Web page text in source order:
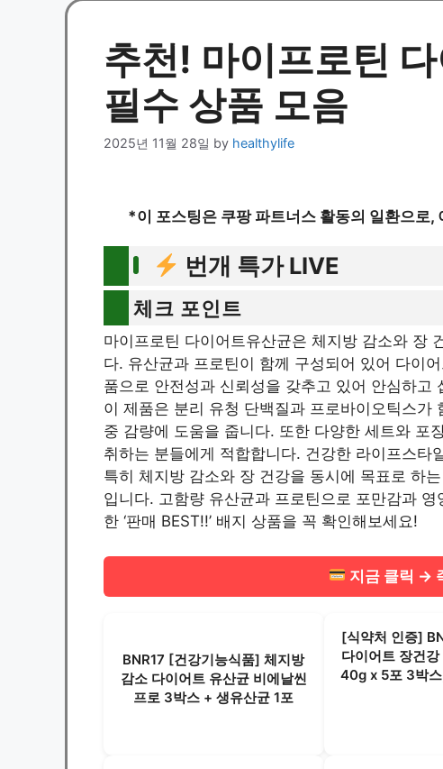
추천! 마이프로틴
필수 상품 모음
2025년 11월 28일 by healthylife
*이 포스팅은 쿠팡 파트너스 활동의 일환으로
번개 특가 LIVE
체크 포인트
마이프로틴 다이어트유산균은 체지방 감소와 장
다. 유산균과 프로틴이 함께 구성되어 있어 다이
품으로 안전성과 신뢰성을 갖추고 있어 안심하고
이 제품은 분리 유청 단백질과 프로바이오틱스가
중 감량에 도움을 줍니다. 또한 다양한 세트와 포
취하는 분들에게 적합합니다. 건강한 라이프스타
특히 체지방 감소와 장 건강을 동시에 목표로 하
입니다. 고함량 유산균과 프로틴으로 포만감과
한 ‘판매 BEST!!’ 배지 상품을 꼭 확인해보세요!
지금 클릭 →
BNR17 [건강기능식품] 체지방
감소 다이어트 유산균 비에날씬
프로 3박스 + 생유산균 1포
[식약처 인증]
다이어트 장건
40g x 5포 3박